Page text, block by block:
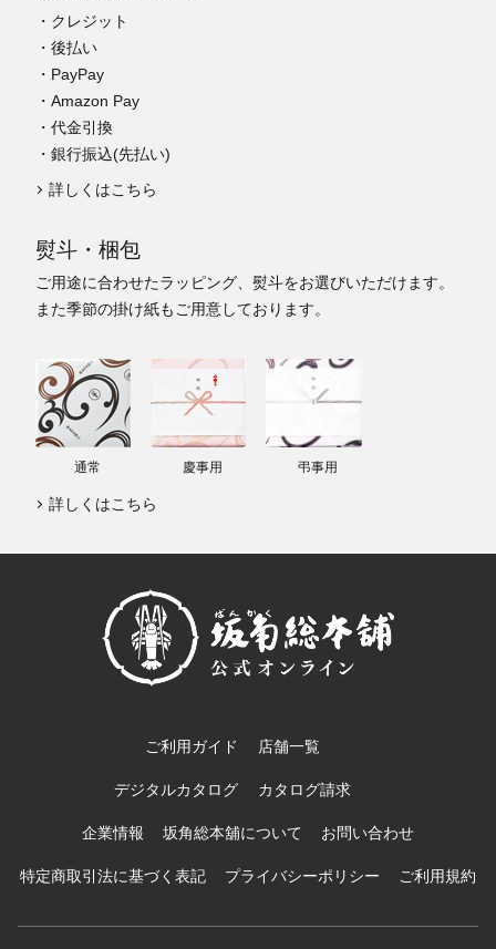
・クレジット
・後払い
・PayPay
・Amazon Pay
・代金引換
・銀行振込(先払い)
詳しくはこちら
熨斗・梱包
ご用途に合わせたラッピング、熨斗をお選びいただけます。
また季節の掛け紙もご用意しております。
通常 慶事用 弔事用
詳しくはこちら
ご利用ガイド 店舗一覧
デジタルカタログ カタログ請求
企業情報 坂角総本舖について お問い合わせ
特定商取引法に基づく表記 プライバシーポリシー ご利用規約